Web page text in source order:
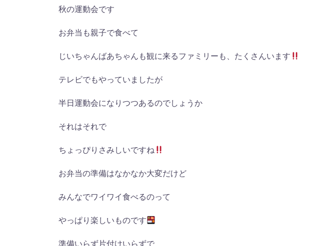
秋の運動会です
お弁当も親子で食べて
じいちゃんばあちゃんも観に来るファミリーも、たくさんいます
テレビでもやっていましたが
半日運動会になりつつあるのでしょうか
それはそれで
ちょっぴりさみしいですね
お弁当の準備はなかなか大変だけど
みんなでワイワイ食べるのって
やっぱり楽しいものです
準備いらず片付けいらずで